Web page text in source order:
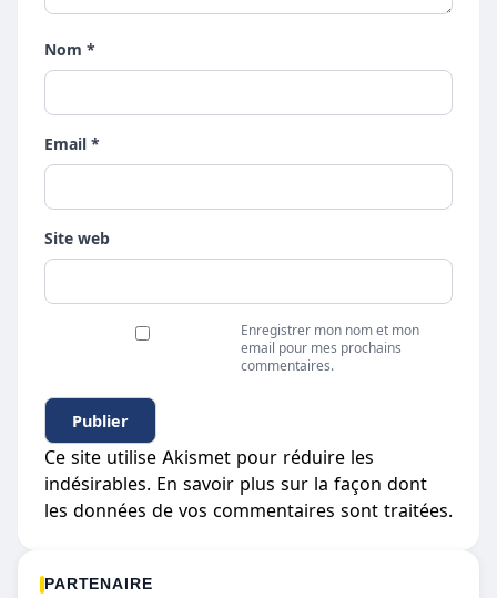
Nom *
Email *
Site web
Enregistrer mon nom et mon
email pour mes prochains
commentaires.
Ce site utilise Akismet pour réduire les
indésirables. En savoir plus sur la façon dont
les données de vos commentaires sont traitées.
PARTENAIRE